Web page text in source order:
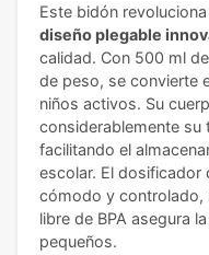
Este bidón
diseño plegable
calidad. Con 500 ml
de peso, se convierte
niños activos. Su
considerablemente su
facilitando el
escolar. El dosificador
cómodo y controlado,
libre de BPA asegura
pequeños.